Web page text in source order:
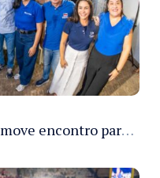
Instituto Eula Artiagas promove encontro para discutir melhorias para o bairro Petrópolis